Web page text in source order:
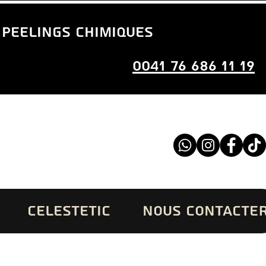
chimiques
0041 76 686 11 19
CELESTETIC NOUS